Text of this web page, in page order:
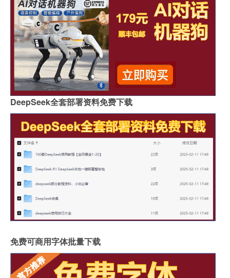
DeepSeek全套部署资料免费下载
免费可商用字体批量下载